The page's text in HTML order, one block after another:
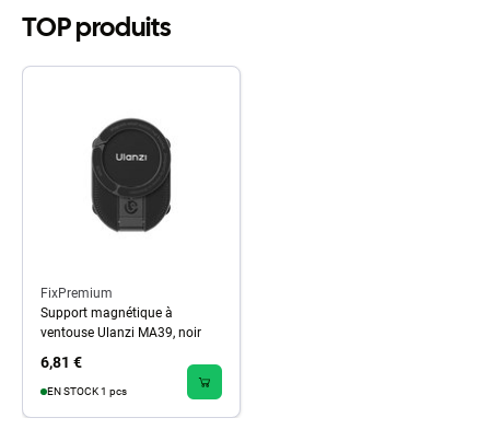
TOP produits
FixPremium
Support magnétique à
ventouse Ulanzi MA39, noir
6,81 €
EN STOCK 1 pcs